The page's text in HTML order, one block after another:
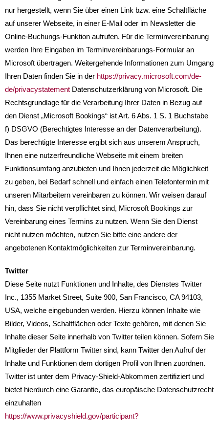
nur hergestellt, wenn Sie über einen Link bzw. eine Schaltfläche
auf unserer Webseite, in einer E-Mail oder im Newsletter die
Online-Buchungs-Funktion aufrufen. Für die Terminvereinbarung
werden Ihre Eingaben im Terminvereinbarungs-Formular an
Microsoft übertragen. Weitergehende Informationen zum Umgang
Ihren Daten finden Sie in der https://privacy.microsoft.com/de-
de/privacystatement Datenschutzerklärung von Microsoft. Die
Rechtsgrundlage für die Verarbeitung Ihrer Daten in Bezug auf
den Dienst „Microsoft Bookings“ ist Art. 6 Abs. 1 S. 1 Buchstabe
f) DSGVO (Berechtigtes Interesse an der Datenverarbeitung).
Das berechtigte Interesse ergibt sich aus unserem Anspruch,
Ihnen eine nutzerfreundliche Webseite mit einem breiten
Funktionsumfang anzubieten und Ihnen jederzeit die Möglichkeit
zu geben, bei Bedarf schnell und einfach einen Telefontermin mit
unseren Mitarbeitern vereinbaren zu können. Wir weisen darauf
hin, dass Sie nicht verpflichtet sind, Microsoft Bookings zur
Vereinbarung eines Termins zu nutzen. Wenn Sie den Dienst
nicht nutzen möchten, nutzen Sie bitte eine andere der
angebotenen Kontaktmöglichkeiten zur Terminvereinbarung.
Twitter
Diese Seite nutzt Funktionen und Inhalte, des Dienstes Twitter
Inc., 1355 Market Street, Suite 900, San Francisco, CA 94103,
USA, welche eingebunden werden. Hierzu können Inhalte wie
Bilder, Videos, Schaltflächen oder Texte gehören, mit denen Sie
Inhalte dieser Seite innerhalb von Twitter teilen können. Sofern Sie
Mitglieder der Plattform Twitter sind, kann Twitter den Aufruf der
Inhalte und Funktionen dem dortigen Profil von Ihnen zuordnen.
Twitter ist unter dem Privacy-Shield-Abkommen zertifiziert und
bietet hierdurch eine Garantie, das europäische Datenschutzrecht
einzuhalten
https://www.privacyshield.gov/participant?